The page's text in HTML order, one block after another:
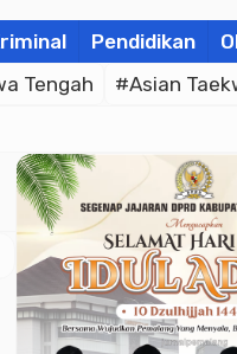
Pendidikan
Tengah #Asian